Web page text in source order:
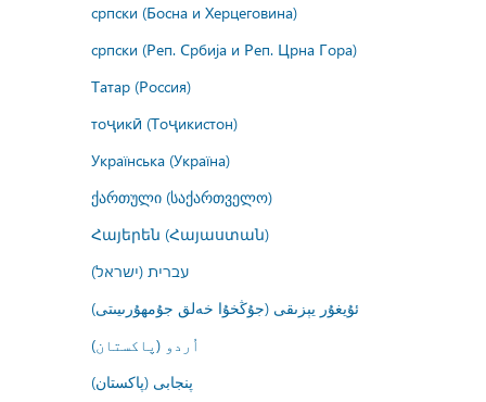
српски (Босна и Херцеговина)
српски (Реп. Србија и Реп. Црна Гора)
Татар (Россия)
тоҷикӣ (Тоҷикистон)
Українська (Україна)
ქართული (საქართველო)
Հայերեն (Հայաստան)
עברית (ישראל)
ئۇيغۇر يېزىقى (جۇڭخۇا خەلق جۇمھۇرىيىتى)
اُردو (پاکستان)
پنجابی (پاکستان)